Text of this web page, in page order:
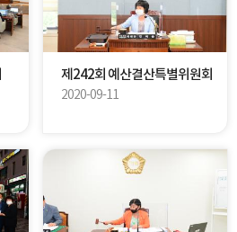
제242회 예산결산특별위원회
2020-09-11